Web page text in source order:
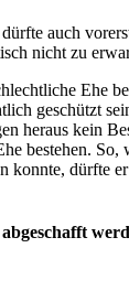
auch
nicht zu
Ehe
geschützt
heraus kein
bestehen. So,
konnte, dürfte